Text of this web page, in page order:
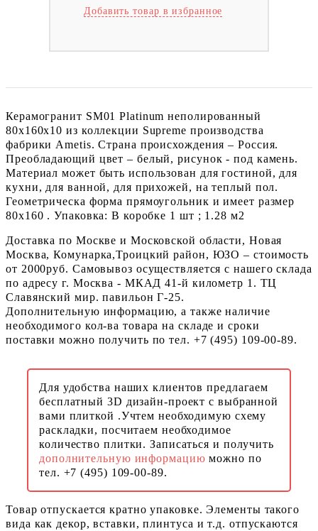
Добавить товар в избранное
Керамогранит SM01 Platinum неполированный
80x160x10 из коллекции Supreme производства
фабрики Ametis. Страна происхождения – Россия.
Преобладающий цвет – белый, рисунок - под камень.
Материал может быть использован для гостиной, для
кухни, для ванной, для прихожей, на теплый пол.
Геометрическа форма прямоугольник и имеет размер
80x160 . Упаковка: В коробке 1 шт ; 1.28 м2
Доставка по Москве и Московской области, Новая
Москва, Комунарка,Троицкий район, ЮЗО – стоимость
от 2000руб. Самовывоз осуществляется с нашего склада
по адресу г. Москва - МКАД 41-й километр 1. ТЦ
Славянский мир. павильон Г-25.
Дополнительную информацию, а также наличие
необходимого кол-ва товара на складе и сроки
поставки можно получить по тел. +7 (495) 109-00-89.
Для удобства наших клиентов предлагаем
бесплатный 3D дизайн-проект с выбранной
вами плиткой .Учтем необходимую схему
раскладки, посчитаем необходимое
количество плитки. Записаться и получить
дополнительную информациюможно по
тел. +7 (495) 109-00-89.
Товар отпускается кратно упаковке. Элементы такого
вида как декор, вставки, плинтуса и т.д. отпускаются